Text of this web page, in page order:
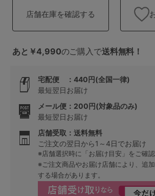
店舗在庫を確認する
あと￥4,990のご購入で送料無料！
宅配便 ：440円(全国一律)
最短翌日お届け
メール便：200円(対象品のみ)
最短翌日お届け
店舗受取：送料無料
ご注文の翌日から1～4日でお届け
※店舗選択時に「お届け目安」をご確認
※ご注文商品やお届け店舗により、追
する場合があります。